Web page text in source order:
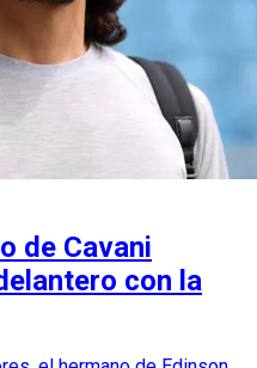
de Cavani
con la